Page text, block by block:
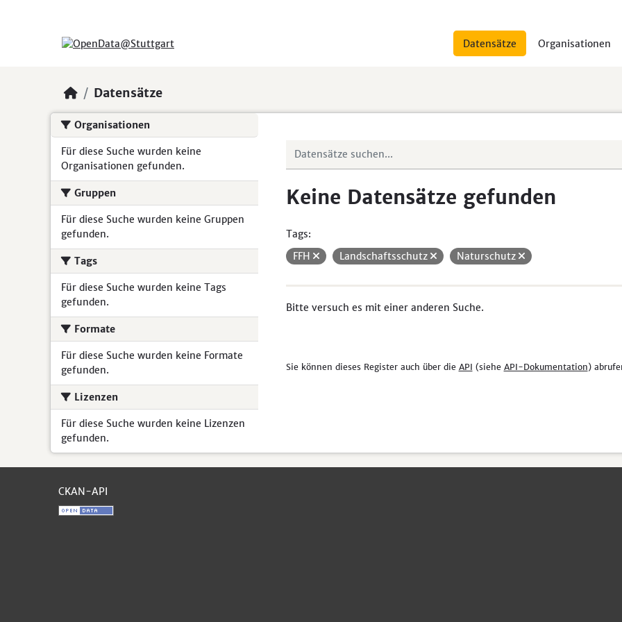
Datensätze Organisationen
Datensätze
Organisationen
Für diese Suche wurden keine
Organisationen gefunden.
Gruppen
Für diese Suche wurden keine Gruppen
gefunden.
Tags
Für diese Suche wurden keine Tags
gefunden.
Formate
Für diese Suche wurden keine Formate
gefunden.
Lizenzen
Für diese Suche wurden keine Lizenzen
gefunden.
Keine Datensätze gefunden
Tags:
FFH
Landschaftsschutz Naturschutz
Bitte versuch es mit einer anderen Suche.
Sie können dieses Register auch über die API (siehe API-Dokumentation)
CKAN-API